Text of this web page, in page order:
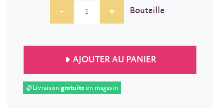
-
+ Bouteille
AJOUTER AU PANIER
Livraison gratuiteen magasin